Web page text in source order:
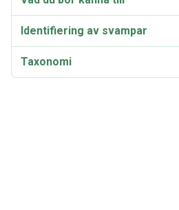
Identifiering av svampar
Taxonomi